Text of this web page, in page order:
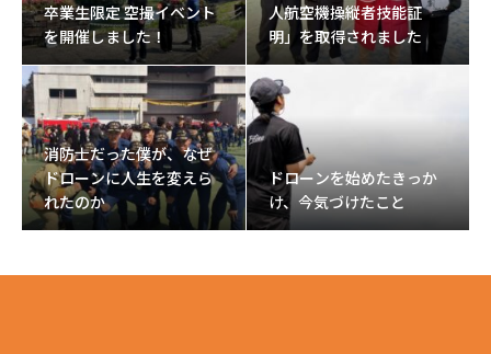
卒業生限定 空撮イベント
を開催しました！
人航空機操縦者技能証
明」を取得されました
消防士だった僕が、なぜ
ドローンに人生を変えら
れたのか
ドローンを始めたきっか
け、今気づけたこと